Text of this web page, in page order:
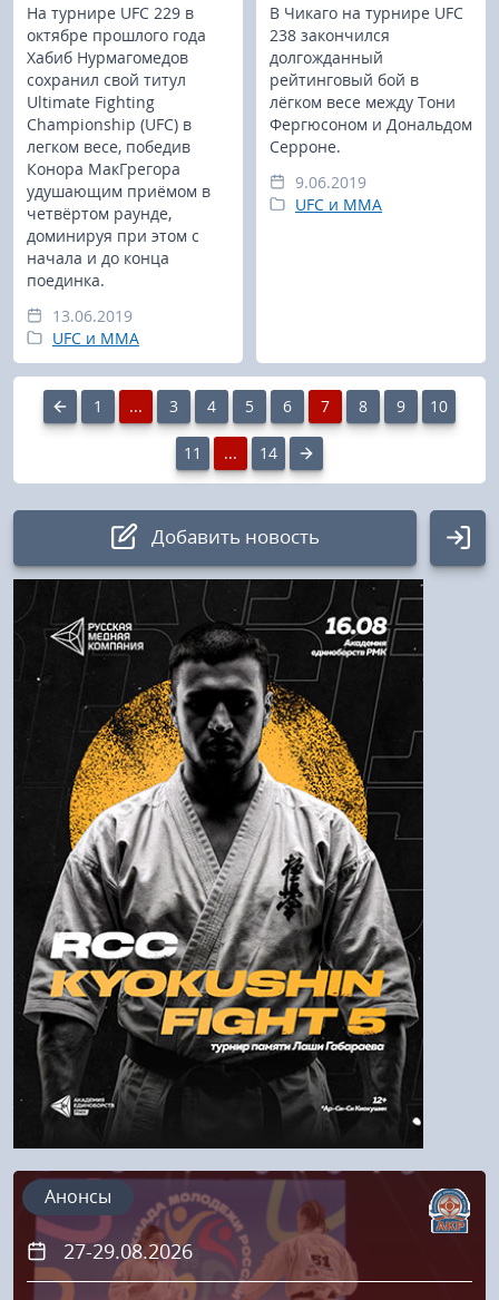
На турнире UFC 229 в
октябре прошлого года
Хабиб Нурмагомедов
сохранил свой титул
Ultimate Fighting
Championship (UFC) в
легком весе, победив
Конора МакГрегора
удушающим приёмом в
четвёртом раунде,
доминируя при этом с
начала и до конца
поединка.
13.06.2019
UFC и MMA
В Чикаго на турнире UFC
238 закончился
долгожданный
рейтинговый бой в
лёгком весе между Тони
Фергюсоном и Дональдом
Серроне.
9.06.2019
UFC и MMA
1 ... 3 4 5 6 7 8 9 10
11 ... 14
Добавить новость
Авторизация
Логин:
Пароль
Войти
Напомнить пароль
Регистрация
27-29.08.2026
Анонсы